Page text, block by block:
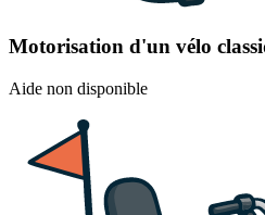
Motorisation d'un vélo
Aide non disponible